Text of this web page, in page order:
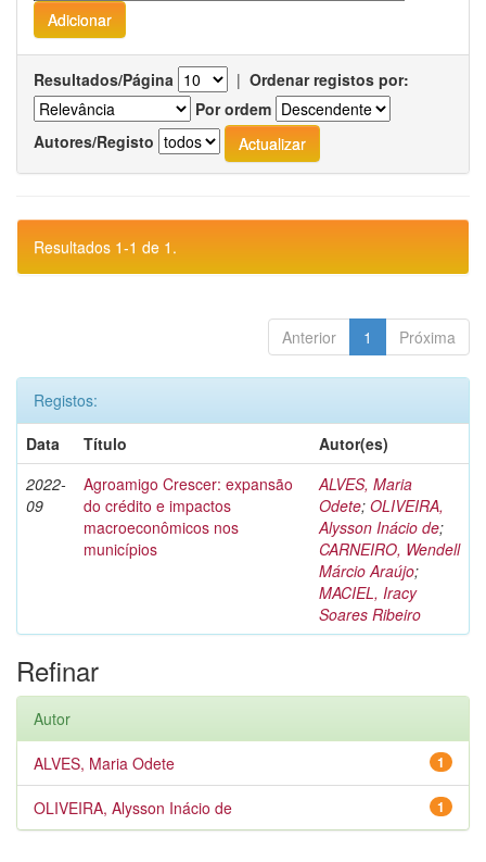
Resultados/Página | Ordenar registos por:
Por ordem
Autores/Registo
Resultados 1-1 de 1.
Anterior 1 Próxima
Registos:
Data
Título
Autor(es)
2022-
09
Agroamigo Crescer: expansão
do crédito e impactos
macroeconômicos nos
municípios
ALVES, Maria
Odete; OLIVEIRA,
Alysson Inácio de;
CARNEIRO, Wendell
Márcio Araújo;
MACIEL, Iracy
Soares Ribeiro
Refinar
Autor
1
ALVES, Maria Odete
1
OLIVEIRA, Alysson Inácio de